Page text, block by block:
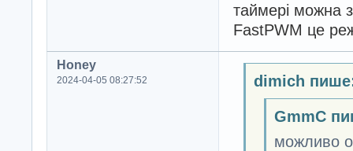
таймері можна
FastPWM це
Honey
2024-04-05 08:27:52 dimich
GmmC
можливо